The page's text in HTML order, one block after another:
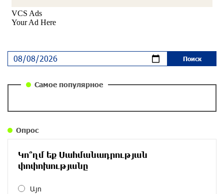
парламентского бойкота оппозиции - пустая
повестка дня? «Паст»
около одного месяца назад
Размик Марукян стал обладателем бронзовой
Самое популярное
Опрос
Կո՞ղմ եք Սահմանադրության
փոփոխությանը
Այո